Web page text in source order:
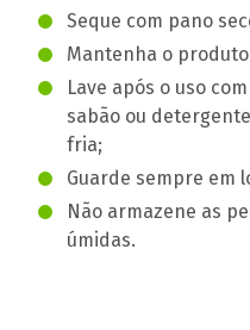
Seque com pano
Mantenha o
Lave após o uso
sabão ou
fria;
Guarde sempre em
Não armazene as
úmidas.